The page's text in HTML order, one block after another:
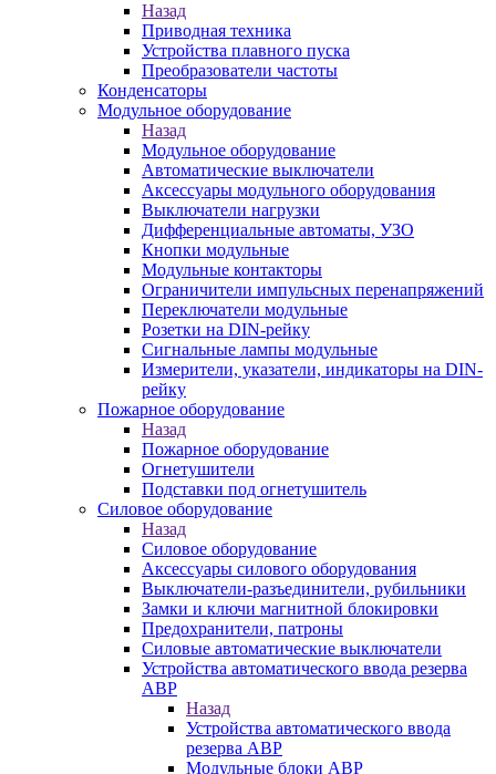
Назад
Приводная техника
Устройства плавного пуска
Преобразователи частоты
Конденсаторы
Модульное оборудование
Назад
Модульное оборудование
Автоматические выключатели
Аксессуары модульного оборудования
Выключатели нагрузки
Дифференциальные автоматы, УЗО
Кнопки модульные
Модульные контакторы
Ограничители импульсных перенапряжений
Переключатели модульные
Розетки на DIN-рейку
Сигнальные лампы модульные
Измерители, указатели, индикаторы на DIN-
рейку
Пожарное оборудование
Назад
Пожарное оборудование
Огнетушители
Подставки под огнетушитель
Силовое оборудование
Назад
Силовое оборудование
Аксессуары силового оборудования
Выключатели-разъединители, рубильники
Замки и ключи магнитной блокировки
Предохранители, патроны
Силовые автоматические выключатели
Устройства автоматического ввода резерва
АВР
Назад
Устройства автоматического ввода
резерва АВР
Модульные блоки АВР